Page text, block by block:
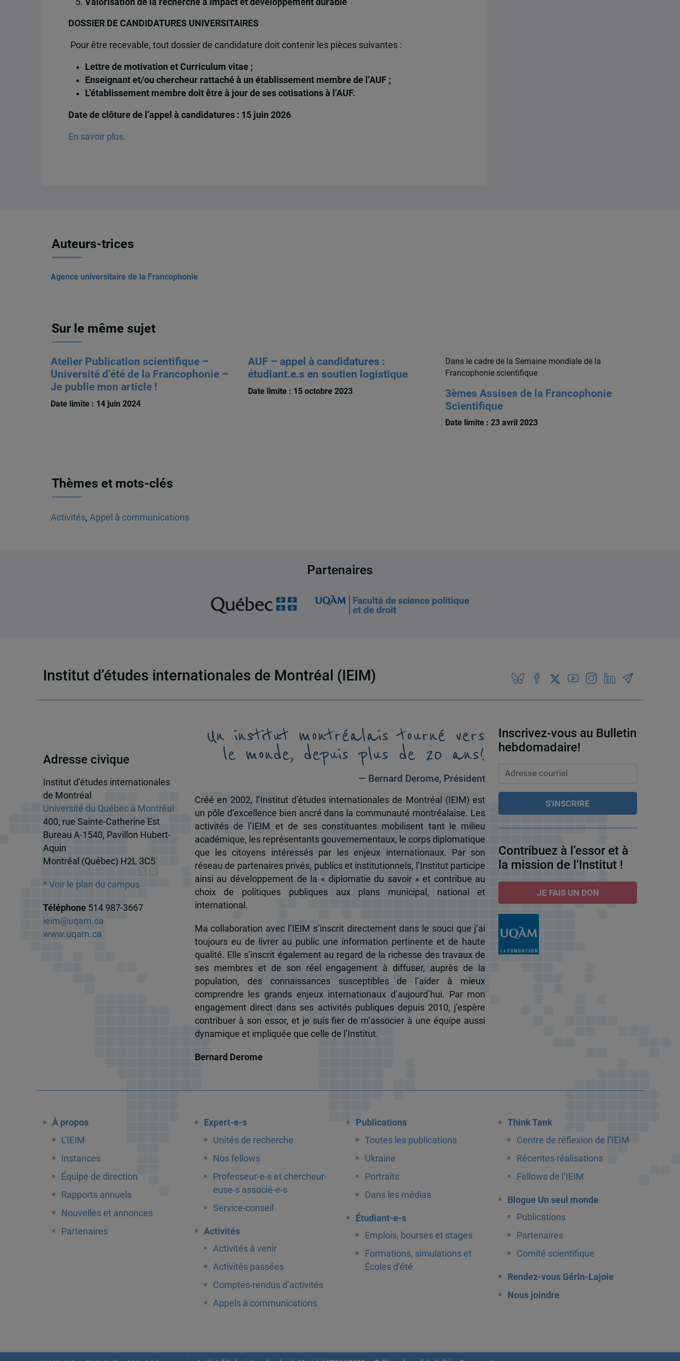
DOSSIER DE CANDIDATURES UNIVERSITAIRES
Pour être recevable, tout dossier de candidature doit contenir les pièces suivantes :
Lettre de motivation et Curriculum vitae ;
Enseignant et/ou chercheur rattaché à un établissement membre de l’AUF ;
L’établissement membre doit être à jour de ses cotisations à l’AUF.
Date de clôture de l’appel à candidatures : 15 juin 2026
En savoir plus.
Auteurs-trices
Agence universitaire de la Francophonie
Sur le même sujet
Atelier Publication scientifique –
Université d’été de la Francophonie –
Je publie mon article !
Date limite : 14 juin 2024
AUF – appel à candidatures :
étudiant.e.s en soutien logistique
Date limite : 15 octobre 2023
Dans le cadre de la Semaine mondiale de la
Francophonie scientifique
3èmes Assises de la Francophonie
Scientifique
Date limite : 23 avril 2023
Thèmes et mots-clés
Activités, Appel à communications
Partenaires
Institut d’études internationales de Montréal (IEIM)
Adresse civique
Institut d’études internationales
de Montréal
Université du Québec à Montréal
400, rue Sainte-Catherine Est
Bureau A-1540, Pavillon Hubert-
Aquin
Montréal (Québec) H2L 3C5
* Voir le plan du campus
Téléphone 514 987-3667
ieim@uqam.ca
www.uqam.ca
Un institut montréalais tourné vers
le monde, depuis plus de 20 ans!
— Bernard Derome, Président
Créé en 2002, l’Institut d’études internationales de Montréal (IEIM) est
un pôle d’excellence bien ancré dans la communauté montréalaise. Les
activités de l’IEIM et de ses constituantes mobilisent tant le milieu
académique, les représentants gouvernementaux, le corps diplomatique
que les citoyens intéressés par les enjeux internationaux. Par son
réseau de partenaires privés, publics et institutionnels, l’Institut participe
ainsi au développement de la « diplomatie du savoir » et contribue au
choix de politiques publiques aux plans municipal, national et
international.
Ma collaboration avec l’IEIM s’inscrit directement dans le souci que j’ai
toujours eu de livrer au public une information pertinente et de haute
qualité. Elle s’inscrit également au regard de la richesse des travaux de
ses membres et de son réel engagement à diffuser, auprès de la
population, des connaissances susceptibles de l’aider à mieux
comprendre les grands enjeux internationaux d’aujourd’hui. Par mon
engagement direct dans ses activités publiques depuis 2010, j’espère
contribuer à son essor, et je suis fier de m’associer à une équipe aussi
dynamique et impliquée que celle de l’Institut.
Bernard Derome
Inscrivez-vous au Bulletin
hebdomadaire!
Contribuez à l’essor et à
la mission de l’Institut !
JE FAIS UN DON
À propos
L’IEIM
Instances
Équipe de direction
Rapports annuels
Nouvelles et annonces
Partenaires
Expert-e-s
Unités de recherche
Nos fellows
Professeur-e-s et chercheur-
euse-s associé-e-s
Service-conseil
Activités
Activités à venir
Activités passées
Comptes-rendus d’activités
Appels à communications
Publications
Toutes les publications
Ukraine
Portraits
Dans les médias
Étudiant-e-s
Emplois, bourses et stages
Formations, simulations et
Écoles d’été
Think Tank
Centre de réflexion de l’IEIM
Récentes réalisations
Fellows de l’IEIM
Blogue Un seul monde
Publications
Partenaires
Comité scientifique
Rendez-vous Gérin-Lajoie
Nous joindre